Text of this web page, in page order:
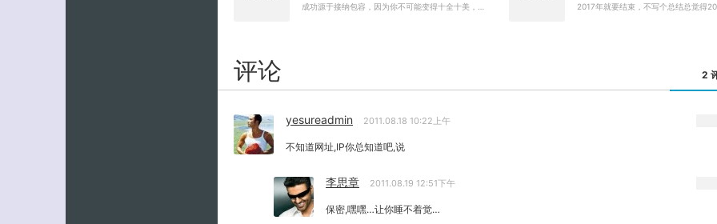
成功源于接纳包容，因为你不可能变得十全十美，… 2017年就要结束，不写个总结总觉得
评论 2
yesureadmin 2011.08.18 10:22上午
不知道网址,IP你总知道吧,说
李思章 2011.08.19 12:51下午
保密,嘿嘿…让你睡不着觉…